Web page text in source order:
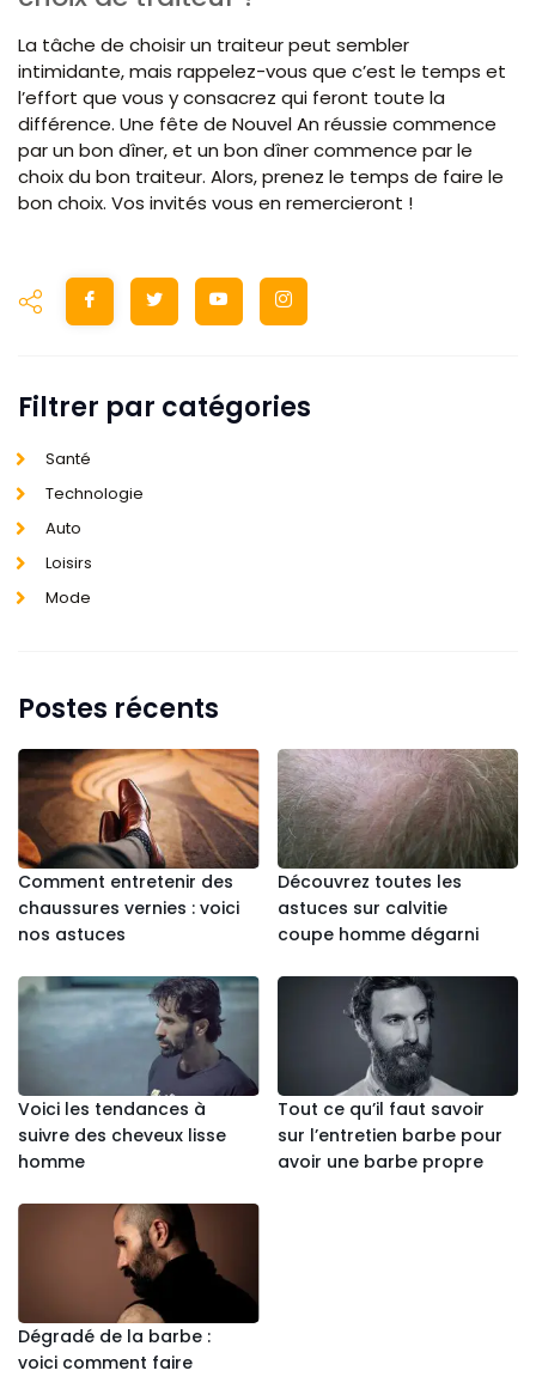
La tâche de choisir un traiteur peut sembler
intimidante, mais rappelez-vous que c’est le temps et
l’effort que vous y consacrez qui feront toute la
différence. Une fête de Nouvel An réussie commence
par un bon dîner, et un bon dîner commence par le
choix du bon traiteur. Alors, prenez le temps de faire le
bon choix. Vos invités vous en remercieront !
Filtrer par catégories
Santé
Technologie
Auto
Loisirs
Mode
Postes récents
Comment entretenir des
chaussures vernies : voici
nos astuces
Découvrez toutes les
astuces sur calvitie
coupe homme dégarni
Voici les tendances à
suivre des cheveux lisse
homme
Tout ce qu’il faut savoir
sur l’entretien barbe pour
avoir une barbe propre
Dégradé de la barbe :
voici comment faire